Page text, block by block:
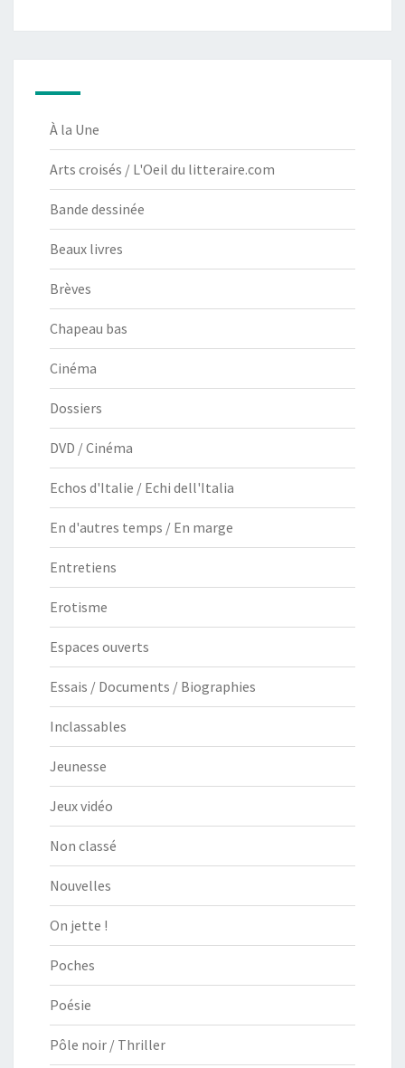
À la Une
Arts croisés / L'Oeil du litteraire.com
Bande dessinée
Beaux livres
Brèves
Chapeau bas
Cinéma
Dossiers
DVD / Cinéma
Echos d'Italie / Echi dell'Italia
En d'autres temps / En marge
Entretiens
Erotisme
Espaces ouverts
Essais / Documents / Biographies
Inclassables
Jeunesse
Jeux vidéo
Non classé
Nouvelles
On jette !
Poches
Poésie
Pôle noir / Thriller